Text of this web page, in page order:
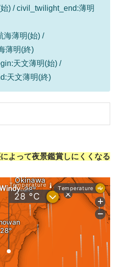
) / civil_twilight_end:薄明
海薄明(始) /
薄明(終)
天文薄明(始) /
天文薄明(終)
よって夜景鑑賞しにくくなる